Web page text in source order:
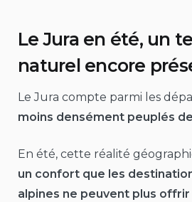
Le Jura en été, un
naturel encore
Le Jura compte parmi les
moins densément peuplés
En été, cette réalité
un confort que les
alpines ne peuvent plus offrir